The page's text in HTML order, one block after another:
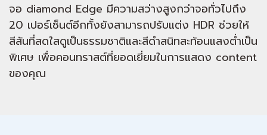
จอ diamond Edge มีความสว่างสูงกว่าจอทั่วไปถึง
20 เปอร์เซ็นต์อีกทั้งยังสามารถปรับแต่ง HDR ช่วยให้
สีสันที่สดใสดูเป็นธรรมชาติและสีดำสนิทสะท้อนแสงต่ำเป็น
พิเศษ เพื่อคอนทราสต์ที่ยอดเยี่ยมในการแสดง content
ของคุณ